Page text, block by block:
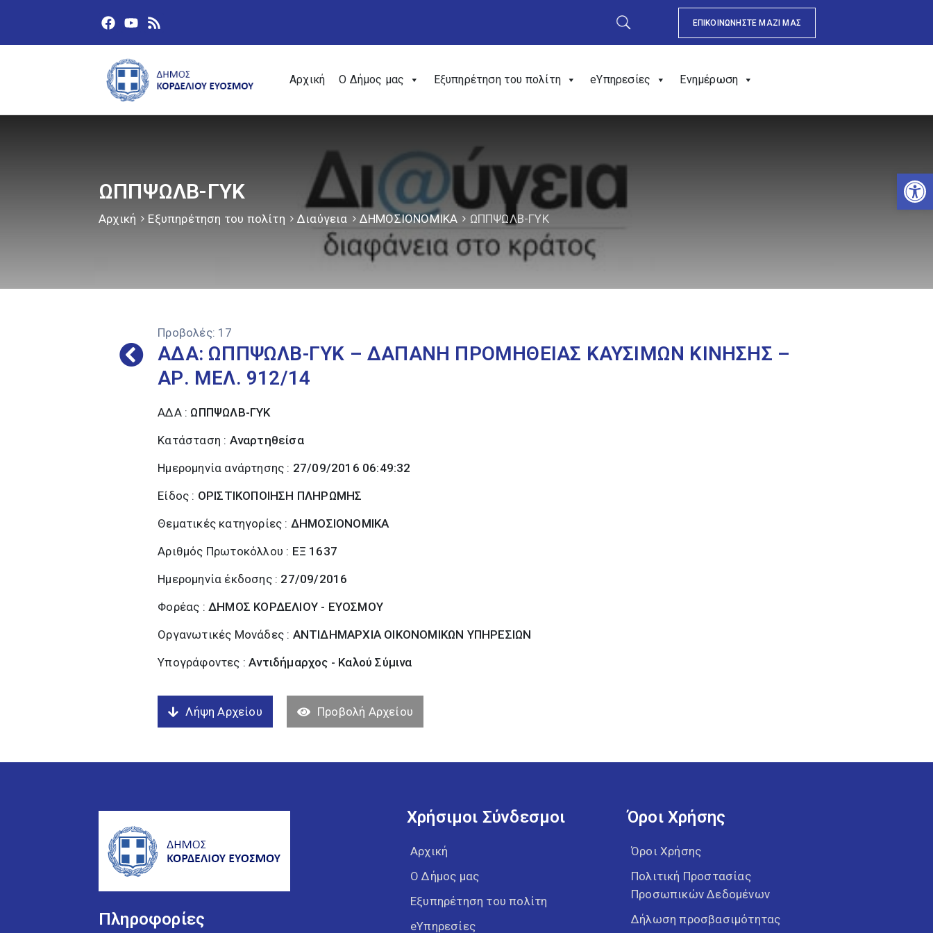
ΕΠΙΚΟΙΝΩΝΗΣΤΕ ΜΑΖΙ ΜΑΣ
Αρχική Ο Δήμος μας Εξυπηρέτηση του πολίτη eΥπηρεσίες Ενημέρωση
ΩΠΠΨΩΛΒ-ΓΥΚ
Αρχική Εξυπηρέτηση του πολίτη Διαύγεια ΔΗΜΟΣΙΟΝΟΜΙΚΑ ΩΠΠΨΩΛΒ-ΓΥΚ
Προβολές: 17
ΑΔΑ: ΩΠΠΨΩΛΒ-ΓΥΚ – ΔΑΠΑΝΗ ΠΡΟΜΗΘΕΙΑΣ ΚΑΥΣΙΜΩΝ ΚΙΝΗΣΗΣ –
ΑΡ. ΜΕΛ. 912/14
ΑΔΑ : ΩΠΠΨΩΛΒ-ΓΥΚ
Κατάσταση : Αναρτηθείσα
Ημερομηνία ανάρτησης : 27/09/2016 06:49:32
Είδος : ΟΡΙΣΤΙΚΟΠΟΙΗΣΗ ΠΛΗΡΩΜΗΣ
Θεματικές κατηγορίες : ΔΗΜΟΣΙΟΝΟΜΙΚΑ
Αριθμός Πρωτοκόλλου : ΕΞ 1637
Ημερομηνία έκδοσης : 27/09/2016
Φορέας :ΔΗΜΟΣ ΚΟΡΔΕΛΙΟΥ - ΕΥΟΣΜΟΥ
Οργανωτικές Μονάδες : ΑΝΤΙΔΗΜΑΡΧΙΑ ΟΙΚΟΝΟΜΙΚΩΝ ΥΠΗΡΕΣΙΩΝ
Υπογράφοντες :Αντιδήμαρχος - Καλού Σύµινα
Λήψη Αρχείου Προβολή Αρχείου
Πληροφορίες
Χρήσιμοι Σύνδεσμοι
Αρχική
Ο Δήμος μας
Εξυπηρέτηση του πολίτη
eΥπηρεσίες
Όροι Χρήσης
Όροι Χρήσης
Πολιτική Προστασίας
Προσωπικών Δεδομένων
Δήλωση προσβασιμότητας